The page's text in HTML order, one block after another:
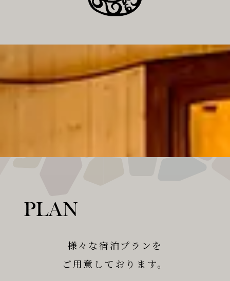
様々な宿泊プランを
ご用意しております。